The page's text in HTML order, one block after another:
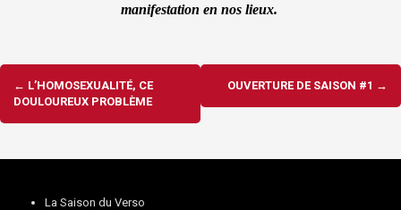
manifestation en nos lieux.
Navigation
d'article
← L’HOMOSEXUALITÉ, CE
DOULOUREUX PROBLÈME
OUVERTURE DE SAISON #1 →
La Saison du Verso